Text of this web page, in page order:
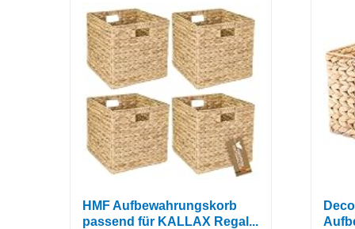
HMF Aufbewahrungskorb
passend für KALLAX Regal...